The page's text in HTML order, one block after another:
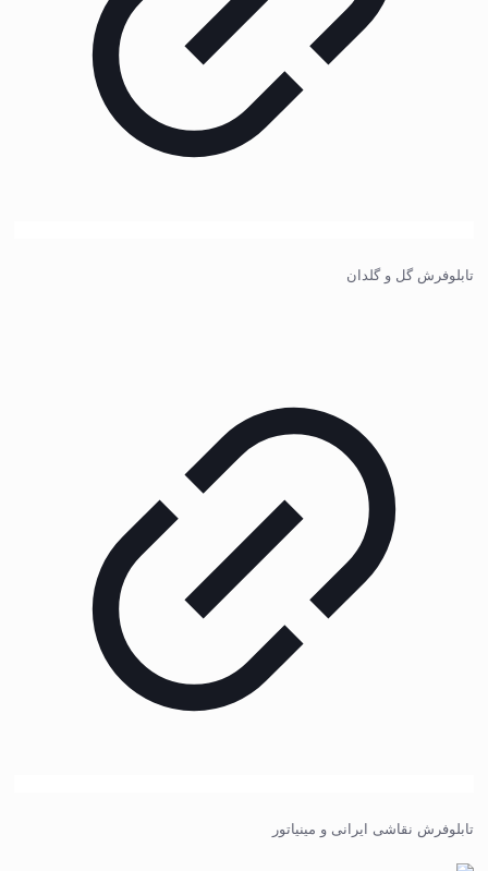
تابلوفرش گل و گلدان
تابلوفرش نقاشی ایرانی و مینیاتور